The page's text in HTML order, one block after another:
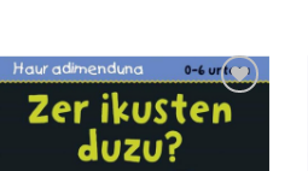
Añadir
a la